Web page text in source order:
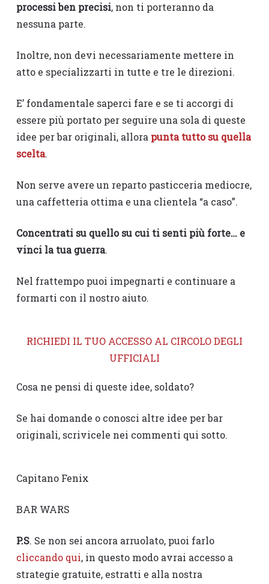
processi ben precisi, non ti porteranno da
nessuna parte.
Inoltre, non devi necessariamente mettere in
atto e specializzarti in tutte e tre le direzioni.
E’ fondamentale saperci fare e se ti accorgi di
essere più portato per seguire una sola di queste
idee per bar originali, allora punta tutto su quella
scelta.
Non serve avere un reparto pasticceria mediocre,
una caffetteria ottima e una clientela “a caso”.
Concentrati su quello su cui ti senti più forte… e
vinci la tua guerra.
Nel frattempo puoi impegnarti e continuare a
formarti con il nostro aiuto.
RICHIEDI IL TUO ACCESSO AL CIRCOLO DEGLI
UFFICIALI
Cosa ne pensi di queste idee, soldato?
Se hai domande o conosci altre idee per bar
originali, scrivicele nei commenti qui sotto.
Capitano Fenix
BAR WARS
P.S. Se non sei ancora arruolato, puoi farlo
cliccando qui, in questo modo avrai accesso a
strategie gratuite, estratti e alla nostra